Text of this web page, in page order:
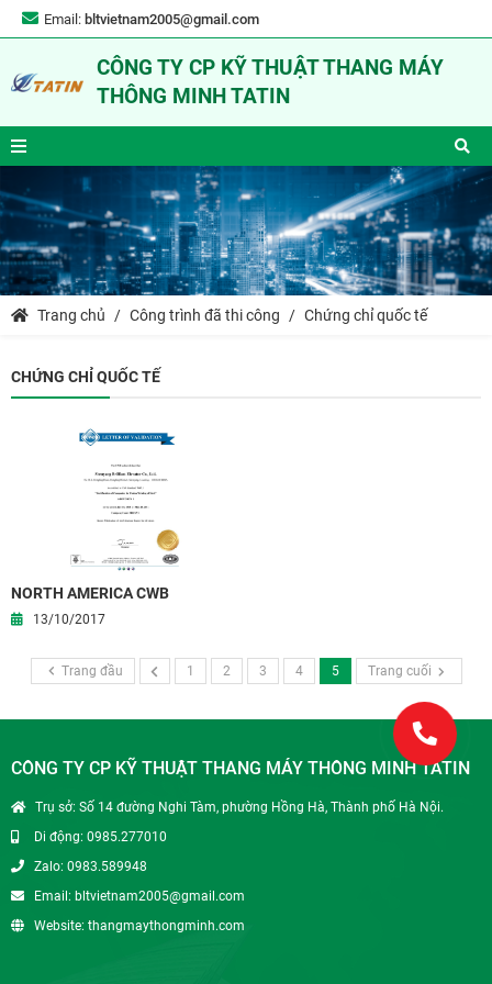
Email: bltvietnam2005@gmail.com
CÔNG TY CP KỸ THUẬT THANG MÁY
THÔNG MINH TATIN
Trang chủ Công trình đã thi công Chứng chỉ quốc tế
CHỨNG CHỈ QUỐC TẾ
NORTH AMERICA CWB
13/10/2017
Trang đầu 1 2 3 4 5 Trang cuối
CÔNG TY CP KỸ THUẬT THANG MÁY THÔNG MINH TATIN
Trụ sở: Số 14 đường Nghi Tàm, phường Hồng Hà, Thành phố Hà Nội.
Di động: 0985.277010
Zalo: 0983.589948
Email: bltvietnam2005@gmail.com
Website: thangmaythongminh.com